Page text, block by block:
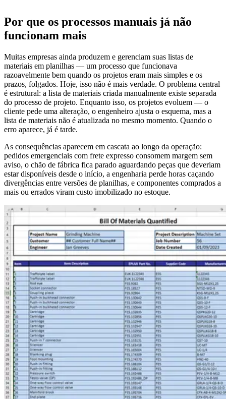
Por que os processos manuais já não
funcionam mais
Muitas empresas ainda produzem e gerenciam suas listas de
materiais em planilhas — um processo que funcionava
razoavelmente bem quando os projetos eram mais simples e os
prazos, folgados. Hoje, isso não é mais verdade. O problema central
é estrutural: a lista de materiais criada manualmente existe separada
do processo de projeto. Enquanto isso, os projetos evoluem — o
cliente pede uma alteração, o engenheiro ajusta o esquema, mas a
lista de materiais não é atualizada no mesmo momento. Quando o
erro aparece, já é tarde.
As consequências aparecem em cascata ao longo da operação:
pedidos emergenciais com frete expresso consomem margem sem
aviso, o chão de fábrica fica parado aguardando peças que deveriam
estar disponíveis desde o início, a engenharia perde horas caçando
divergências entre versões de planilhas, e componentes comprados a
mais ou errados viram custo imobilizado no estoque.